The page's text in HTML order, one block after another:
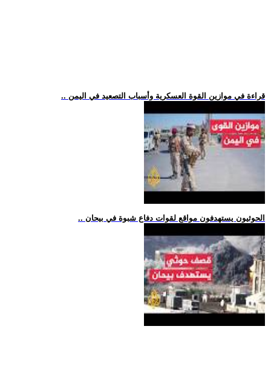
.. قراءة في موازين القوة العسكرية وأسباب التصعيد في اليمن
.. الحوثيون يستهدفون مواقع لقوات دفاع شبوة في بيحان